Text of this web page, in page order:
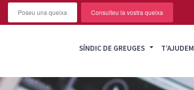
Poseu una queixa Consulteu la vostra queixa
SÍNDIC DE GREUGES T’AJUDEM